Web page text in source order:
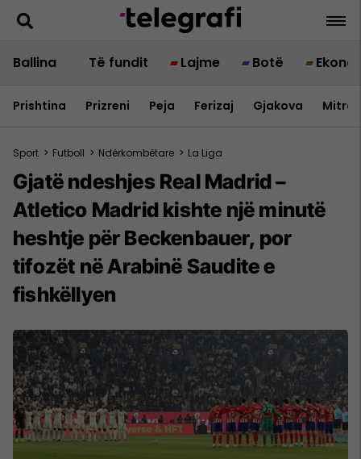
Ballina Të fundit Lajme Botë
Prishtina Prizreni Peja Ferizaj Gjakova
Sport > Futboll > Ndërkombëtare > La Liga
Gjatë ndeshjes Real Madrid –
Atletico Madrid kishte një minutë
heshtje për Beckenbauer, por
tifozët në Arabinë Saudite e
fishkëllyen